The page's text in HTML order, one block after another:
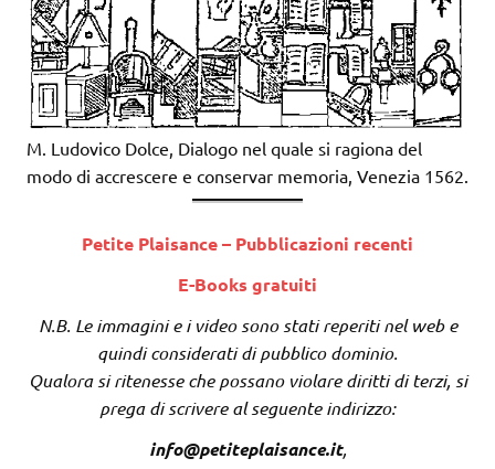
M. Ludovico Dolce, Dialogo nel quale si ragiona del
modo di accrescere e conservar memoria, Venezia 1562.
Petite Plaisance – Pubblicazioni recenti
E-Books gratuiti
N.B. Le immagini e i video sono stati reperiti nel web e
quindi considerati di pubblico dominio.
Qualora si ritenesse che possano violare diritti di terzi, si
prega di scrivere al seguente indirizzo:
info@petiteplaisance.it,